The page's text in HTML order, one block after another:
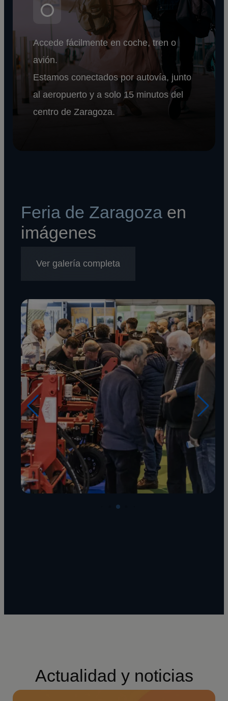
Accede fácilmente en coche, tren o
avión.
Estamos conectados por autovía, junto
al aeropuerto y a solo 15 minutos del
centro de Zaragoza.
Feria de Zaragoza en
imágenes
Ver galería completa
Imagen
Actualidad y noticias